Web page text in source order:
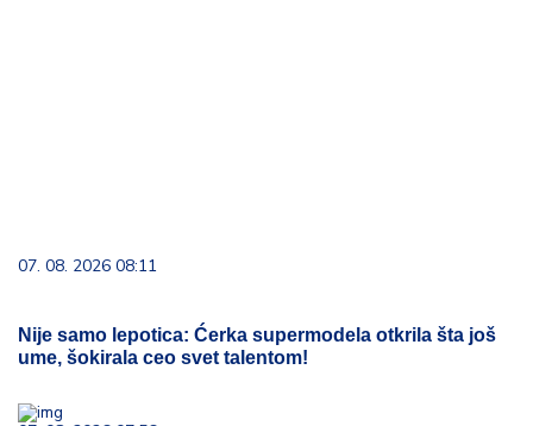
07. 08. 2026 08:11
Nije samo lepotica: Ćerka supermodela otkrila šta još
ume, šokirala ceo svet talentom!